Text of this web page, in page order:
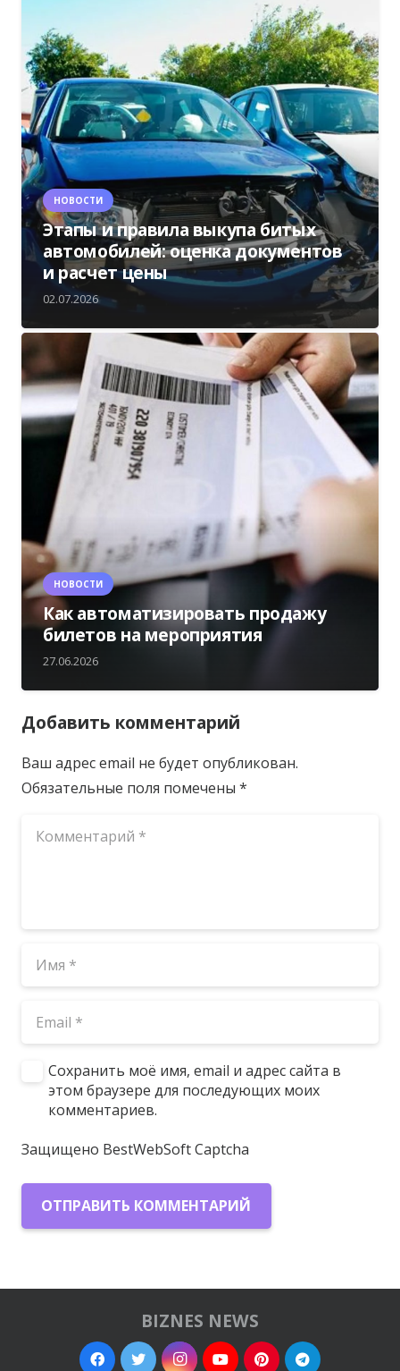
НОВОСТИ
Этапы и правила выкупа битых
автомобилей: оценка документов
и расчет цены
02.07.2026
НОВОСТИ
Как автоматизировать продажу
билетов на мероприятия
27.06.2026
Добавить комментарий
Ваш адрес email не будет опубликован.
Обязательные поля помечены *
Сохранить моё имя, email и адрес сайта в
этом браузере для последующих моих
комментариев.
Защищено BestWebSoft Captcha
ОТПРАВИТЬ КОММЕНТАРИЙ
BIZNES NEWS